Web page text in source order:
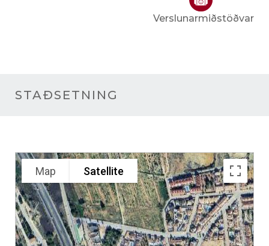
Verslunarmiðstöðvar
STAÐSETNING
Map Satellite